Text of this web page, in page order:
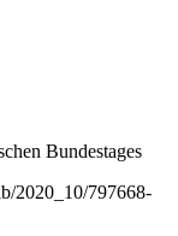
Bundestages
2020_10/797668-